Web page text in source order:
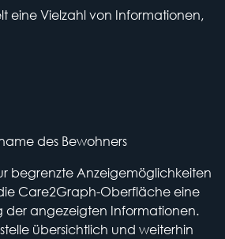
eine Vielzahl von Informationen,
des Bewohners
begrenzte Anzeigemöglichkeiten
Care2Graph-Oberfläche eine
der angezeigten Informationen.
übersichtlich und weiterhin